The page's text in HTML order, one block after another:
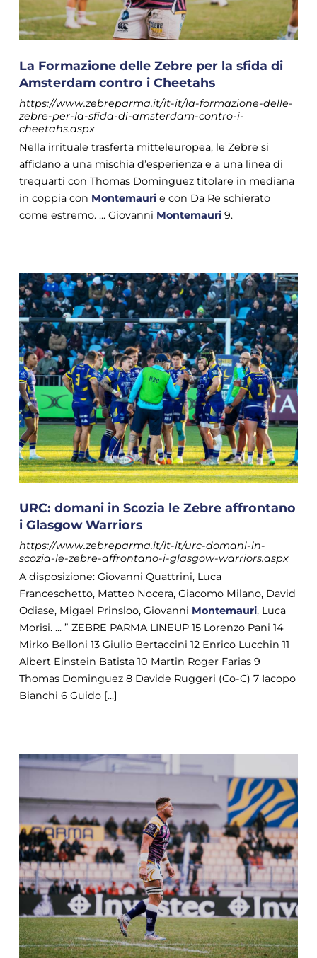
La Formazione delle Zebre per la sfida di
Amsterdam contro i Cheetahs
https://www.zebreparma.it/it-it/la-formazione-delle-
zebre-per-la-sfida-di-amsterdam-contro-i-
cheetahs.aspx
Nella irrituale trasferta mitteleuropea, le Zebre si
affidano a una mischia d’esperienza e a una linea di
trequarti con Thomas Dominguez titolare in mediana
in coppia con Montemaurie con Da Re schierato
come estremo. ... Giovanni Montemauri9.
URC: domani in Scozia le Zebre affrontano
i Glasgow Warriors
https://www.zebreparma.it/it-it/urc-domani-in-
scozia-le-zebre-affrontano-i-glasgow-warriors.aspx
A disposizione: Giovanni Quattrini, Luca
Franceschetto, Matteo Nocera, Giacomo Milano, David
Odiase, Migael Prinsloo, Giovanni Montemauri, Luca
Morisi. ... ” ZEBRE PARMA LINEUP 15 Lorenzo Pani 14
Mirko Belloni 13 Giulio Bertaccini 12 Enrico Lucchin 11
Albert Einstein Batista 10 Martin Roger Farias 9
Thomas Dominguez 8 Davide Ruggeri (Co-C) 7 Iacopo
Bianchi 6 Guido [...]